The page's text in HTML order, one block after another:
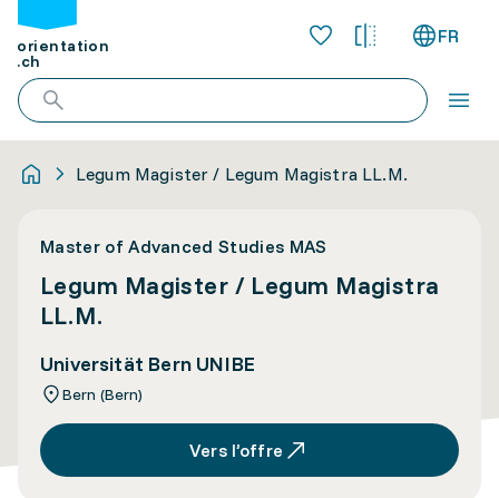
orientation
.ch
FR
Legum Magister / Legum Magistra LL.M.
Master of Advanced Studies MAS
Legum Magister / Legum Magistra
LL.M.
Universität Bern UNIBE
Bern (Bern)
Vers l’offre